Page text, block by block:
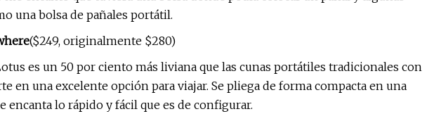
una bolsa de pañales portátil.
($249, originalmente $280)
es un 50 por ciento más liviana que las cunas portátiles tradicionales con
en una excelente opción para viajar. Se pliega de forma compacta en una
encanta lo rápido y fácil que es de configurar.